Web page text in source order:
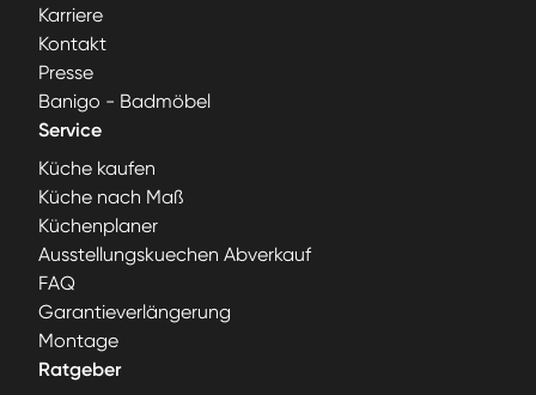
Karriere
Kontakt
Presse
Banigo - Badmöbel
Service
Küche kaufen
Küche nach Maß
Küchenplaner
Ausstellungskuechen Abverkauf
FAQ
Garantieverlängerung
Montage
Ratgeber